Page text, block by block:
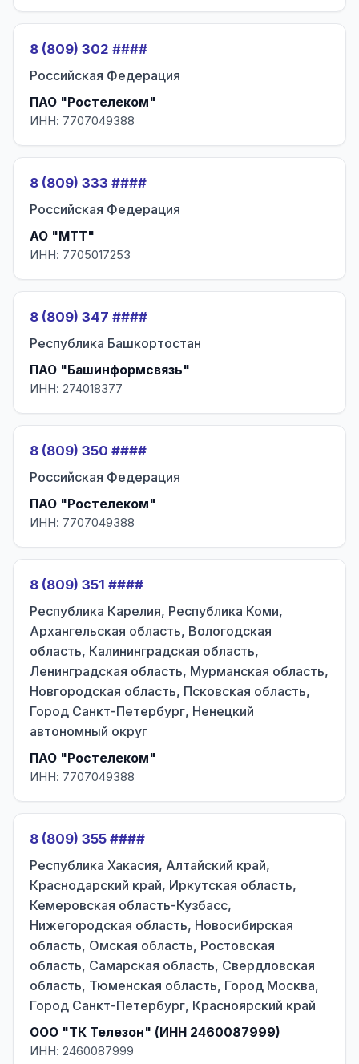
8 (809) 302 ####
Российская Федерация
ПАО "Ростелеком"
ИНН: 7707049388
8 (809) 333 ####
Российская Федерация
АО "МТТ"
ИНН: 7705017253
8 (809) 347 ####
Республика Башкортостан
ПАО "Башинформсвязь"
ИНН: 274018377
8 (809) 350 ####
Российская Федерация
ПАО "Ростелеком"
ИНН: 7707049388
8 (809) 351 ####
Республика Карелия, Республика Коми,
Архангельская область, Вологодская
область, Калининградская область,
Ленинградская область, Мурманская область,
Новгородская область, Псковская область,
Город Санкт-Петербург, Ненецкий
автономный округ
ПАО "Ростелеком"
ИНН: 7707049388
8 (809) 355 ####
Республика Хакасия, Алтайский край,
Краснодарский край, Иркутская область,
Кемеровская область-Кузбасс,
Нижегородская область, Новосибирская
область, Омская область, Ростовская
область, Самарская область, Свердловская
область, Тюменская область, Город Москва,
Город Санкт-Петербург, Красноярский край
ООО "ТК Телезон" (ИНН 2460087999)
ИНН: 2460087999